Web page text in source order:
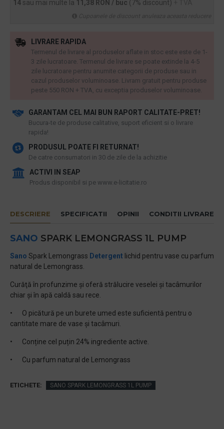
14 sau mai multe la 11,38 RON / buc (7% discount)
GARANTAM CEL MAI BUN RAPORT CALITATE-PRET!
​Bucura-te de produse calitative, suport eficient si o livrare
rapida!
PRODUSUL POATE FI RETURNAT!
De catre consumatori in 30 de zile de la achizitie
ACTIVI IN SEAP
Produs disponibil si pe www.e-licitatie.ro
LIVRARE RAPIDA
Termenul de livrare al produselor aflate in stoc este este de 1-
3 zile lucratoare. Termenul de livrare se poate extinde la 4-5
zile lucratoare pentru anumite categorii de produse sau in
cazul produselor voluminoase. Livram gratuit pentru produse
peste 550 RON + TVA, cu exceptia produselor voluminoase.
DESCRIERE SPECIFICATII OPINII CONDITII LIVRARE
SANO SPARK LEMONGRASS 1L PUMP
Sano Spark Lemongrass Detergent lichid pentru vase cu parfum
natural de Lemongrass.
Curăţă în profunzime și oferă strălucire veselei și tacâmurilor
chiar şi în apă caldă sau rece.
•
O picătură pe un burete umed este suficientă pentru o
cantitate mare de vase şi tacâmuri.
• Conține cel puțin 24% ingrediente active.
• Cu parfum natural de Lemongrass
ETICHETE: SANO SPARK LEMONGRASS 1L PUMP